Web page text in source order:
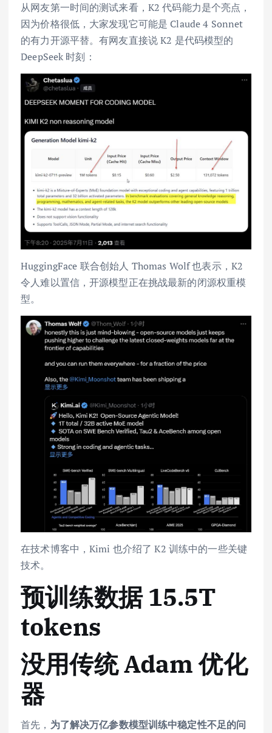
从网友第一时间的测试来看，K2 代码能力是个亮点，
因为价格很低，大家发现它可能是 Claude 4 Sonnet
的有力开源平替。有网友直接说 K2 是代码模型的
DeepSeek 时刻：
HuggingFace 联合创始人 Thomas Wolf 也表示，K2
令人难以置信，开源模型正在挑战最新的闭源权重模
型。
在技术博客中，Kimi 也介绍了 K2 训练中的一些关键
技术。
预训练数据 15.5T
tokens
没用传统 Adam 优化
器
首先， 为了解决万亿参数模型训练中稳定性不足的问